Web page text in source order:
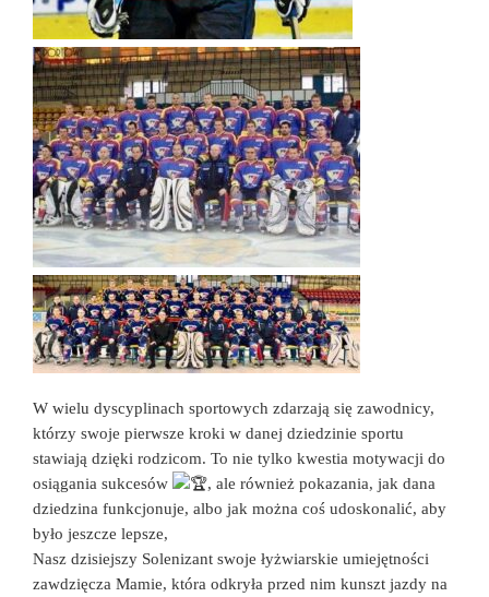
W wielu dyscyplinach sportowych zdarzają się zawodnicy,
którzy swoje pierwsze kroki w danej dziedzinie sportu
stawiają dzięki rodzicom. To nie tylko kwestia motywacji do
osiągania sukcesów
, ale również pokazania, jak dana
dziedzina funkcjonuje, albo jak można coś udoskonalić, aby
było jeszcze lepsze,
Nasz dzisiejszy Solenizant swoje łyżwiarskie umiejętności
zawdzięcza Mamie, która odkryła przed nim kunszt jazdy na